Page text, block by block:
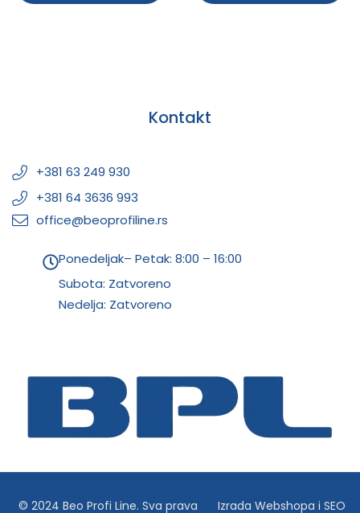
Kontakt
+381 63 249 930
+381 64 3636 993
office@beoprofiline.rs
Ponedeljak– Petak: 8:00 – 16:00
Subota: Zatvoreno
Nedelja: Zatvoreno
© 2024 Beo Profi Line. Sva prava Izrada Webshopa iSEO